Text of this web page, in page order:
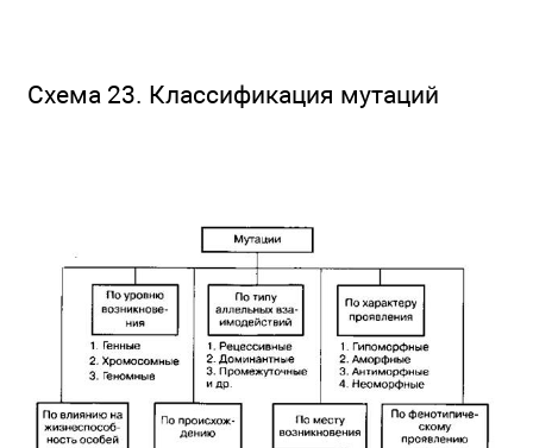
Схема 23. Классификация мутаций